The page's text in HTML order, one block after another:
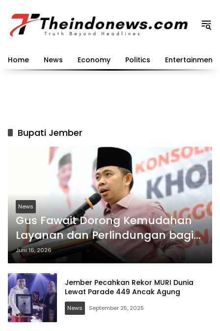
konten
Home News Economy Politics Entertainment
Bupati Jember
News
Gus Fawait Dorong Kemudahan
Layanan dan Perlindungan bagi
Pekerja Migran Jember.
Juni 16, 2026
Jember Pecahkan Rekor MURI Dunia
Lewat Parade 449 Ancak Agung
News September 25, 2025